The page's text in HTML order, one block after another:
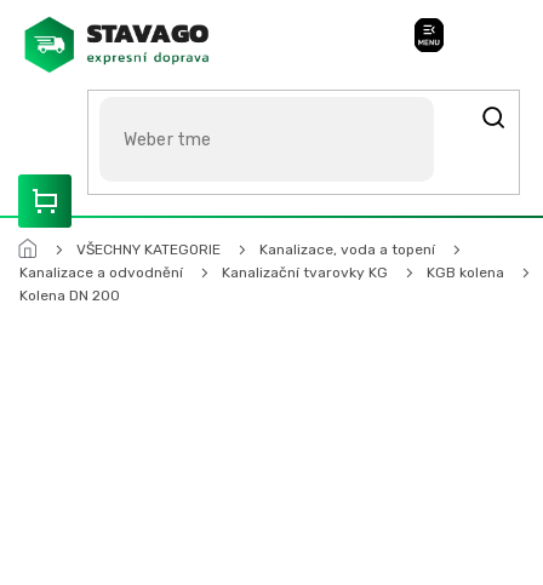
obsah
ROZVÁŽÍME OLOMOUCKO, SVITAVSKO, ŠUMPERSKO, BRNO,
PARDUBICE, HRADEC KRÁLOVÉ
VŠECHNY KATEGORIE
Kanalizace, voda a topení
Kanalizace a odvodnění
Kanalizační tvarovky KG
KGB kolena
Kolena DN 200
Stavago Podpora